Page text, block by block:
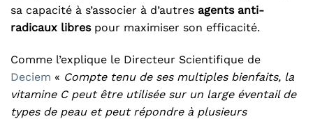
sa capacité à s’associer à d’autres agents anti-
radicaux librespour maximiser son efficacité.
Comme l’explique le Directeur Scientifique de
Deciem « Compte tenu de ses multiples bienfaits, la
vitamine C peut être utilisée sur un large éventail de
types de peau et peut répondre à plusieurs